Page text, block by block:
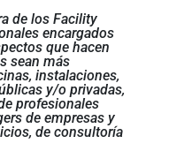
de los Facility
encargados
que hacen
sean más
instalaciones,
y/o privadas,
profesionales
de empresas y
de consultoría